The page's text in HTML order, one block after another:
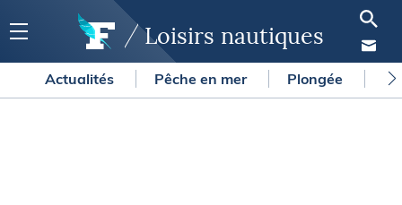
Loisirs nautiques
Actualités Pêche en mer Plongée